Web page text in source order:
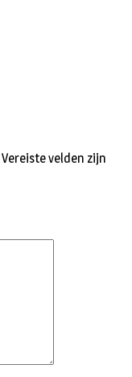
Vereiste velden zijn